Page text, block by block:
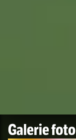
Galerie foto